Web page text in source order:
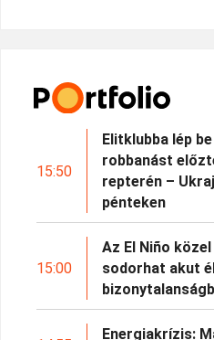
15:50
Elitklubba lép
robbanást
repterén –
pénteken
15:00
Az El Niño
sodorhat akut
Energiakrízis: